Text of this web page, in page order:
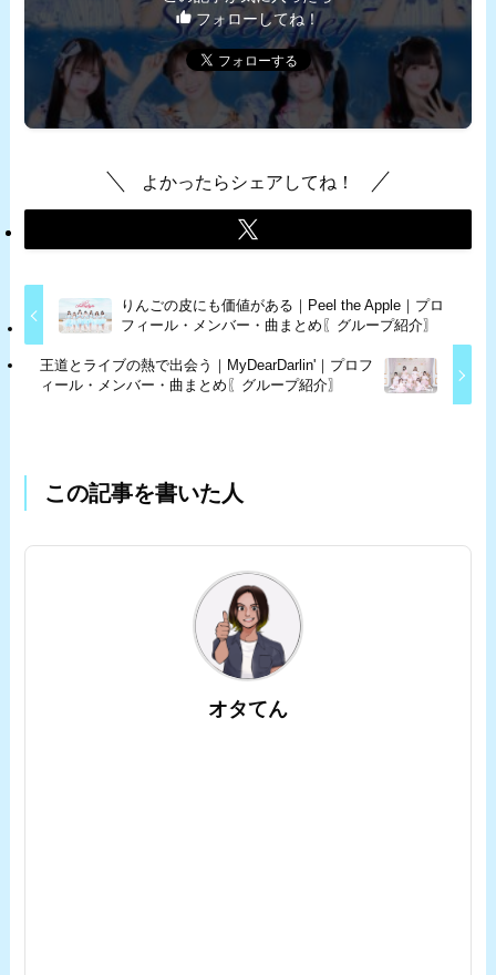
フォローしてね！
よかったらシェアしてね！
りんごの皮にも価値がある｜Peel the Apple｜プロ
フィール・メンバー・曲まとめ〖グループ紹介〗
王道とライブの熱で出会う｜MyDearDarlin'｜プロフ
ィール・メンバー・曲まとめ〖グループ紹介〗
この記事を書いた人
オタてん